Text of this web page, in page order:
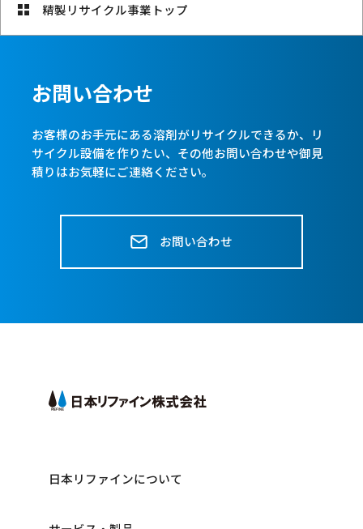
精製リサイクル事業トップ
お問い合わせ
お客様のお手元にある溶剤がリサイクルできるか、リ
サイクル設備を作りたい、 その他お問い合わせや御見
積りはお気軽にご連絡ください。
お問い合わせ
日本リファインについて